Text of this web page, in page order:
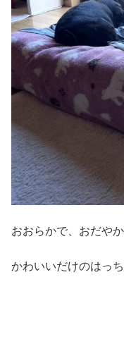
おおらかで、おだや
かわいいだけのはっち